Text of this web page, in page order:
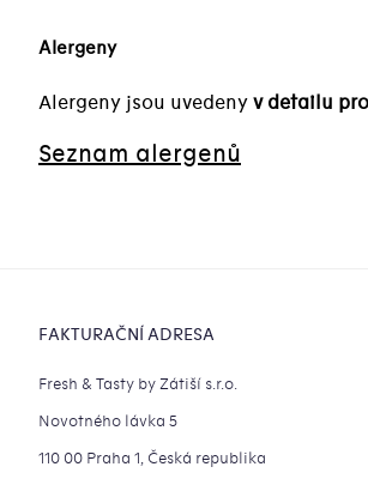
Alergeny
Alergeny jsou uvedeny v detailu
Seznam alergenů
FAKTURAČNÍ ADRESA
Fresh & Tasty by Zátiší s.r.o.
Novotného lávka 5
110 00 Praha 1, Česká republika